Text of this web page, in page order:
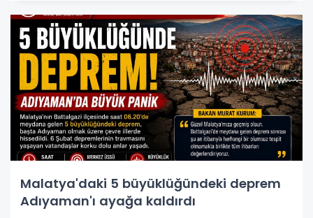
Malatya'daki 5 büyüklüğündeki deprem
Adıyaman'ı ayağa kaldırdı